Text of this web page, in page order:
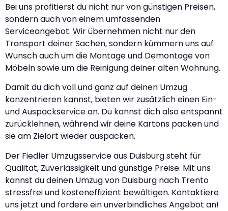
Bei uns profitierst du nicht nur von günstigen Preisen,
sondern auch von einem umfassenden
Serviceangebot. Wir übernehmen nicht nur den
Transport deiner Sachen, sondern kümmern uns auf
Wunsch auch um die Montage und Demontage von
Möbeln sowie um die Reinigung deiner alten Wohnung.
Damit du dich voll und ganz auf deinen Umzug
konzentrieren kannst, bieten wir zusätzlich einen Ein-
und Auspackservice an. Du kannst dich also entspannt
zurücklehnen, während wir deine Kartons packen und
sie am Zielort wieder auspacken.
Der Fiedler Umzugsservice aus Duisburg steht für
Qualität, Zuverlässigkeit und günstige Preise. Mit uns
kannst du deinen Umzug von Duisburg nach Trento
stressfrei und kosteneffizient bewältigen. Kontaktiere
uns jetzt und fordere ein unverbindliches Angebot an!